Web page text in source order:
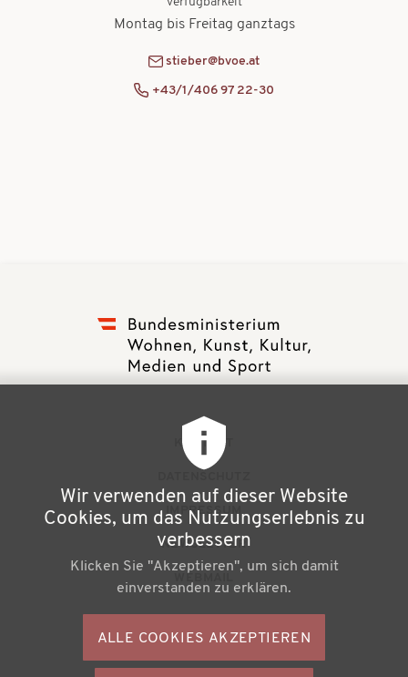
Montag bis Freitag ganztags
stieber@bvoe.at
+43/1/406 97 22-30
ß
e
e
KONTAKT
IMPRESSUM
NEWSLETTER
S
Wir verwenden auf dieser Website
Cookies, um das Nutzungserlebnis zu
verbessern
Klicken Sie "Akzeptieren", um sich damit
einverstanden zu erklären.
ALLE COOKIES AKZEPTIEREN